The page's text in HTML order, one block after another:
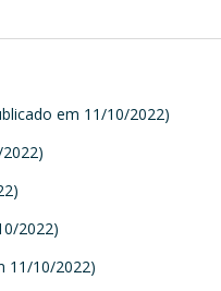
em 11/10/2022)
2022)
11/10/2022)